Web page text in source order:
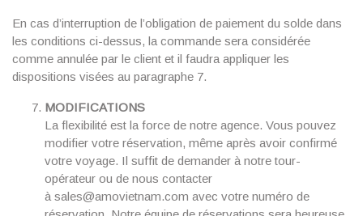
En cas d’interruption de l’obligation de paiement du solde dans
les conditions ci-dessus, la commande sera considérée
comme annulée par le client et il faudra appliquer les
dispositions visées au paragraphe 7.
MODIFICATIONS
La flexibilité est la force de notre agence. Vous pouvez
modifier votre réservation, même après avoir confirmé
votre voyage. Il suffit de demander à notre tour-
opérateur ou de nous contacter
à sales@amovietnam.com avec votre numéro de